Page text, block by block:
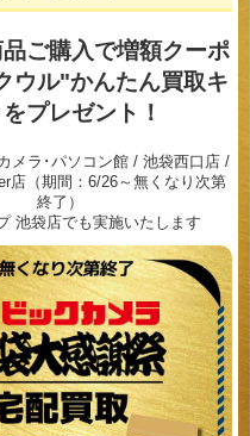
ご購入で増額クーポ
ウル"かんたん買取キ
プレゼント！
メラ･パソコン館 / 池袋西口店 /
店（期間：6/26～無くなり次第
終了）
池袋店でも実施いたします